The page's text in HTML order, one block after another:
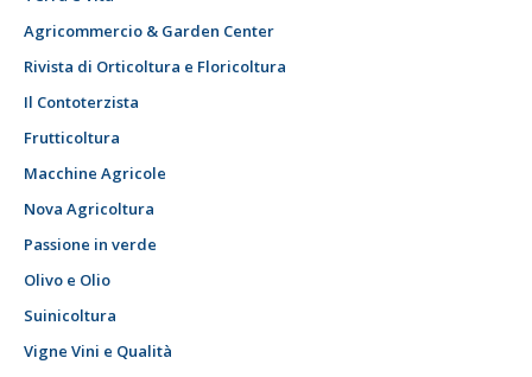
Agricommercio & Garden Center
Rivista di Orticoltura e Floricoltura
Il Contoterzista
Frutticoltura
Macchine Agricole
Nova Agricoltura
Passione in verde
Olivo e Olio
Suinicoltura
Vigne Vini e Qualità